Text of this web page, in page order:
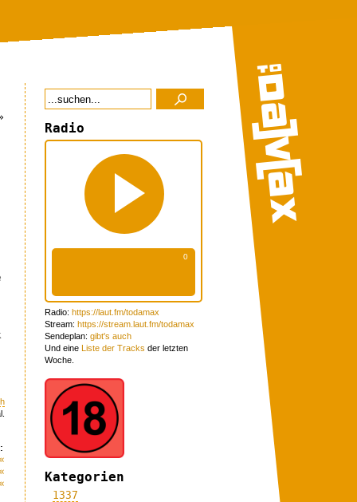
Radio
Radio: https://laut.fm/todamax
Stream: https://stream.laut.fm/todamax
Sendeplan: gibt's auch
Und eine Liste der Tracks der letzten
Woche.
Kategorien
1337